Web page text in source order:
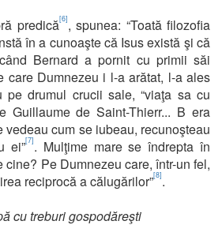
predică[6], spunea: “Toată filozofia
în a cunoaşte că Isus există şi că
Bernard a pornit cu primii săi
care Dumnezeu i l-a arătat, l-a ales
pe drumul crucii sale, “viaţa sa cu
Guillaume de Saint-Thierr... B era
vedeau cum se iubeau, recunoşteau
ei”[7]. Mulţime mare se îndrepta în
Pe Dumnezeu care, într-un fel,
reciprocă a călugărilor”[8].
cu treburi gospodăreşti